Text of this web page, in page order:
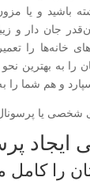
باشید و یا
آن‌قدر جان دار
خانه‌ها را
را به بهترین
و هم شما را
ایجاد